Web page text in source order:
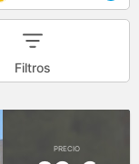
Filtros
PRECIO